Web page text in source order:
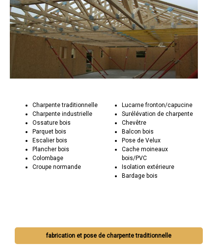
Charpente traditionnelle
Charpente industrielle
Ossature bois
Parquet bois
Escalier bois
Plancher bois
Colombage
Croupe normande
Lucarne fronton/capucine
Surélévation de charpente
Chevêtre
Balcon bois
Pose de Velux
Cache moineaux
bois/PVC
Isolation extérieure
Bardage bois
fabrication et pose de charpente traditionnelle